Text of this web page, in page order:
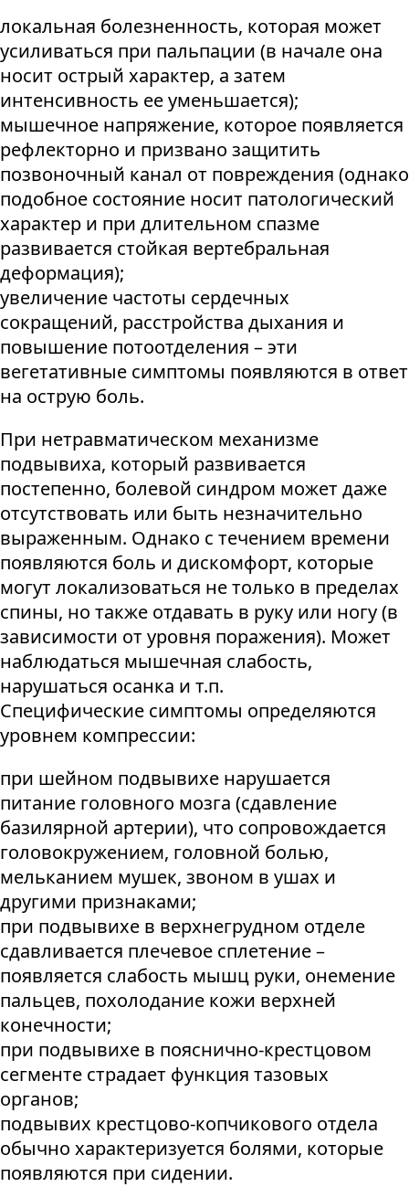
локальная болезненность, которая может
усиливаться при пальпации (в начале она
носит острый характер, а затем
интенсивность ее уменьшается);
мышечное напряжение, которое появляется
рефлекторно и призвано защитить
позвоночный канал от повреждения (однако
подобное состояние носит патологический
характер и при длительном спазме
развивается стойкая вертебральная
деформация);
увеличение частоты сердечных
сокращений, расстройства дыхания и
повышение потоотделения – эти
вегетативные симптомы появляются в ответ
на острую боль.
При нетравматическом механизме
подвывиха, который развивается
постепенно, болевой синдром может даже
отсутствовать или быть незначительно
выраженным. Однако с течением времени
появляются боль и дискомфорт, которые
могут локализоваться не только в пределах
спины, но также отдавать в руку или ногу (в
зависимости от уровня поражения). Может
наблюдаться мышечная слабость,
нарушаться осанка и т.п.
Специфические симптомы определяются
уровнем компрессии:
при шейном подвывихе нарушается
питание головного мозга (сдавление
базилярной артерии), что сопровождается
головокружением, головной болью,
мельканием мушек, звоном в ушах и
другими признаками;
при подвывихе в верхнегрудном отделе
сдавливается плечевое сплетение –
появляется слабость мышц руки, онемение
пальцев, похолодание кожи верхней
конечности;
при подвывихе в пояснично-крестцовом
сегменте страдает функция тазовых
органов;
подвывих крестцово-копчикового отдела
обычно характеризуется болями, которые
появляются при сидении.